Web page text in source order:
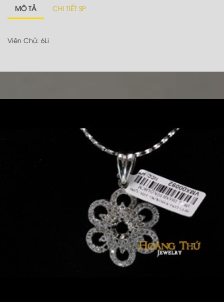
MÔ TẢ CHI TIẾT SP
Viên Chủ: 6Li